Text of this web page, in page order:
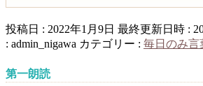
投稿日 : 2022年1月9日 最終更新日時 :
: admin_nigawa カテゴリー : 毎日のみ言
第一朗読